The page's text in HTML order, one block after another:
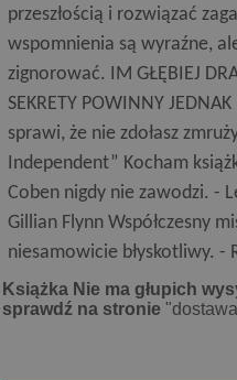
przeszłością i rozwiązać
wspomnienia są wyraźne,
zignorować. IM GŁĘBIEJ
SEKRETY POWINNY
sprawi, że nie zdołasz
Independent” Kocham
Coben nigdy nie zawodzi. -
Gillian Flynn Współczesny
niesamowicie błyskotliwy. -
Książka Nie ma głupich
sprawdź na stronie